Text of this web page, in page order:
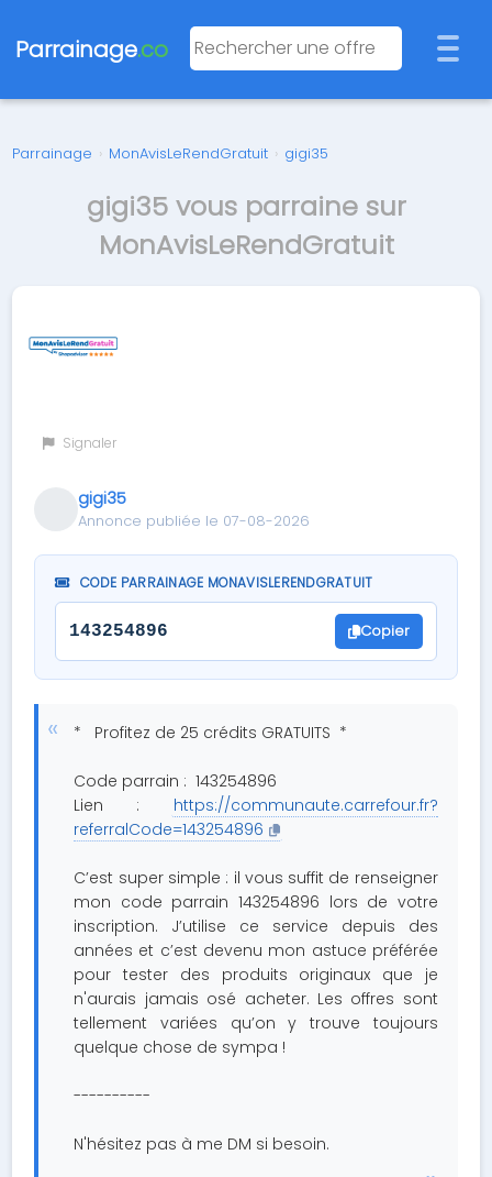
Parrainage.co
Parrainage › MonAvisLeRendGratuit › gigi35
gigi35 vous parraine sur
MonAvisLeRendGratuit
Signaler
gigi35
Annonce publiée le 07-08-2026
CODE PARRAINAGE MONAVISLERENDGRATUIT
143254896 Copier
* Profitez de 25 crédits GRATUITS *
Code parrain : 143254896
Lien :
https://communaute.carrefour.fr?
referralCode=143254896
C’est super simple : il vous suffit de renseigner
mon code parrain 143254896 lors de votre
inscription. J’utilise ce service depuis des
années et c’est devenu mon astuce préférée
pour tester des produits originaux que je
n'aurais jamais osé acheter. Les offres sont
tellement variées qu’on y trouve toujours
quelque chose de sympa !
----------
N'hésitez pas à me DM si besoin.